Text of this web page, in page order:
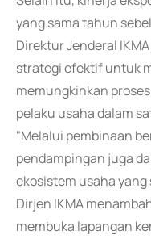
yang sama tahun
Direktur Jenderal
strategi efektif untuk
memungkinkan
pelaku usaha dalam
"Melalui pembinaan
pendampingan juga
ekosistem usaha
Dirjen IKMA
membuka lapangan